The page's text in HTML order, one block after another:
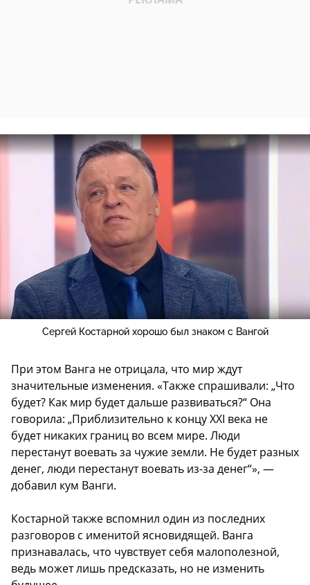
Сергей Костарной хорошо был знаком с Вангой
При этом Ванга не отрицала, что мир ждут
значительные изменения. «Также спрашивали: „Что
будет? Как мир будет дальше развиваться?“ Она
говорила: „Приблизительно к концу XXI века не
будет никаких границ во всем мире. Люди
перестанут воевать за чужие земли. Не будет разных
денег, люди перестанут воевать из-за денег“», —
добавил кум Ванги.
Костарной также вспомнил один из последних
разговоров с именитой ясновидящей. Ванга
признавалась, что чувствует себя малополезной,
ведь может лишь предсказать, но не изменить